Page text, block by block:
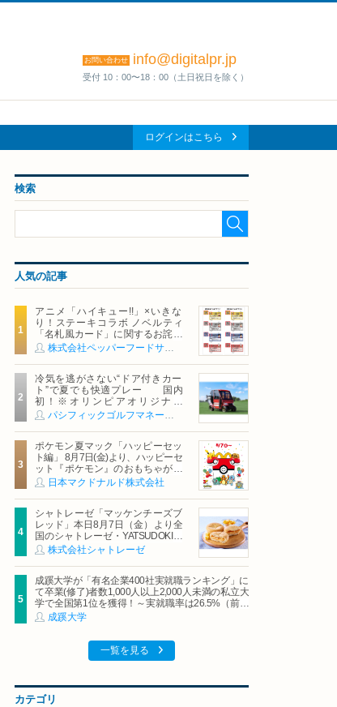
お問い合わせ info@digitalpr.jp
受付 10：00〜18：00（土日祝日を除く）
ログインはこちら
検索
人気の記事
アニメ「ハイキュー!!」×いきな
り！ステーキコラボ ノベルティ
「名札風カード」に関するお詫び
および交換対応についてのご案内
冷気を逃がさない“ドア付きカー
ト”で夏でも快適プレー 国内
初！※オリンピアオリジナル
「AirCon Cart（エアコンカー
ト）」導入 | ＰＧＭ
ポケモン夏マック「ハッピーセッ
ト編」 8月7日(金)より、ハッピーセ
ット『ポケモン』のおもちゃが期
間限定登場
日本マクドナルド株式会社
シャトレーゼ「マッケンチーズブ
レッド」本日8月7日（金）より全
国のシャトレーゼ・YATSUDOKIで
発売株式会社シャトレーゼ
成蹊大学が「有名企業400社実就職ランキング」に
て卒業(修了)者数1,000人以上2,000人未満の私立大
学で全国第1位を獲得！～実就職率は26.5%（前年
比＋4.3pt）に伸長、東京の私立大学でも10位にラ
ンクイン～
成蹊大学
一覧を見る
カテゴリ